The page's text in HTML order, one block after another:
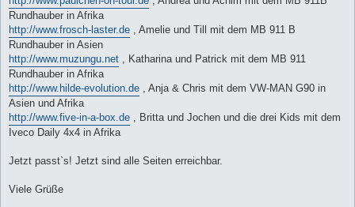
Rundhauber in Afrika
http://www.frosch-laster.de , Amelie und Till mit dem MB 911 B
Rundhauber in Asien
http://www.muzungu.net , Katharina und Patrick mit dem MB 911
Rundhauber in Afrika
http://www.hilde-evolution.de , Anja & Chris mit dem VW-MAN G90 in
Asien und Afrika
http://www.five-in-a-box.de , Britta und Jochen und die drei Kids mit dem
Iveco Daily 4x4 in Afrika
Jetzt passt`s! Jetzt sind alle Seiten erreichbar.
Viele Grüße